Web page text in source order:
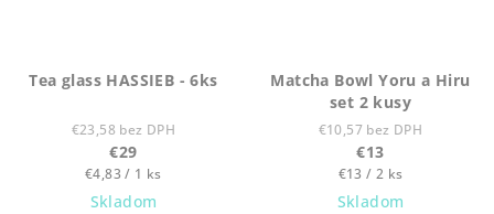
Tea glass HASSIEB - 6ks
€23,58 bez DPH
€29
Jednotková
cena:
€4,83 / 1 ks
Skladom
Matcha Bowl Yoru a Hiru
set 2 kusy
€10,57 bez DPH
€13
Jednotková
cena:
€13 / 2 ks
Skladom